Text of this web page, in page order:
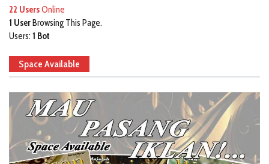
22 UsersOnline
1 UserBrowsing This Page.
Users: 1 Bot
Space Available